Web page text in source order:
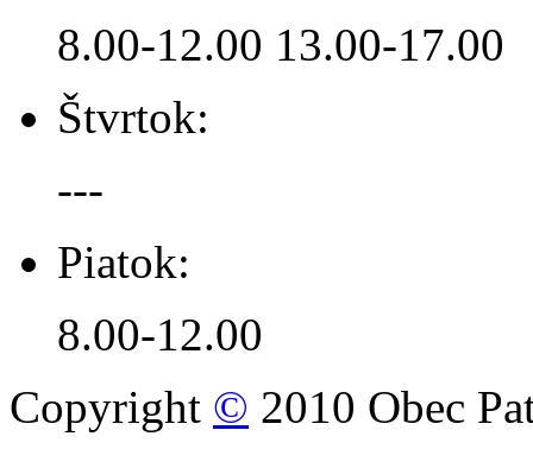
8.00-12.00 13.00-17.00
Štvrtok:
---
Piatok:
8.00-12.00
Copyright © 2010 Obec